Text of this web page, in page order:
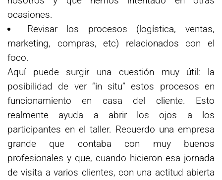
ocasiones.
Revisar los procesos (logística, ventas,
marketing, compras, etc) relacionados con el
foco.
Aquí puede surgir una cuestión muy útil: la
posibilidad de ver “in situ” estos procesos en
funcionamiento en casa del cliente. Esto
realmente ayuda a abrir los ojos a los
participantes en el taller. Recuerdo una empresa
grande que contaba con muy buenos
profesionales y que, cuando hicieron esa jornada
de visita a varios clientes, con una actitud abierta